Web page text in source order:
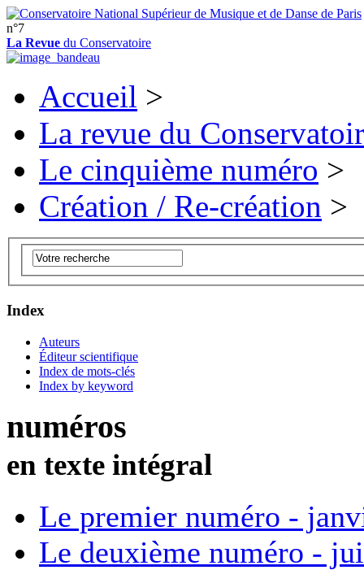
n°7
La Revue du Conservatoire
Accueil >
La revue du
Le cinquième numéro >
Création / Re-création >
Index
Auteurs
Éditeur scientifique
Index de mots-clés
Index by keyword
numéros
en texte intégral
Le premier numéro -
Le deuxième numéro -